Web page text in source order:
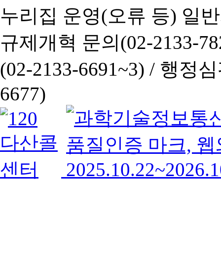
누리집 운영(오류 등) 일
규제개혁 문의(02-2133-
(02-2133-6691~3) / 행정심
6677)